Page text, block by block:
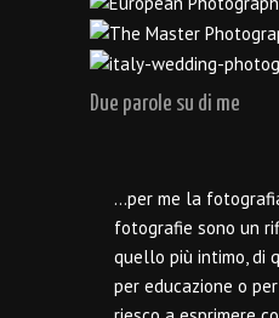
Due parole su di me
…per me la
fotografie sono un
quello più intimo, di
per educazione o